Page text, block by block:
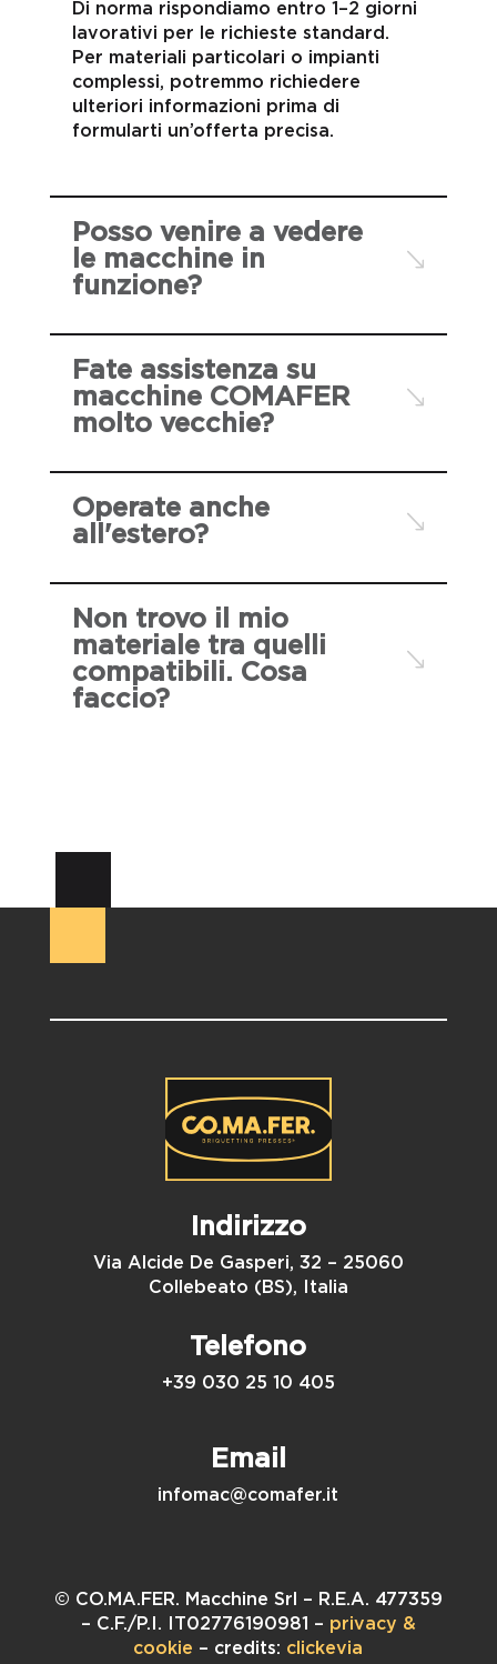
Di norma rispondiamo entro 1–2 giorni
lavorativi per le richieste standard.
Per materiali particolari o impianti
complessi, potremmo richiedere
ulteriori informazioni prima di
formularti un’offerta precisa.
Posso venire a vedere
le macchine in
funzione?
Fate assistenza su
macchine COMAFER
molto vecchie?
Operate anche
all'estero?
Non trovo il mio
materiale tra quelli
compatibili. Cosa
faccio?
Indirizzo
Via Alcide De Gasperi, 32 – 25060
Collebeato (BS), Italia
Telefono
+39 030 25 10 405
Email
infomac@comafer.it
© CO.MA.FER. Macchine Srl – R.E.A. 477359
– C.F./P.I. IT02776190981 – privacy &
cookie – credits: clickevia